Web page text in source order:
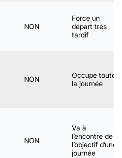
NON
Force un
départ très
tardif
NON
Occupe toute
la journée
NON
Va à
l’encontre de
l’objectif d’une
journée